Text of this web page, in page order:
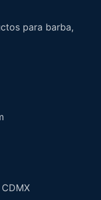
para barba,